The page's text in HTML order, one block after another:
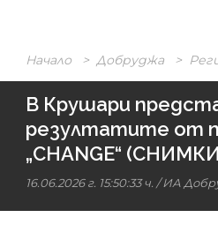
Начало > Добруджа >
В Крушари
резултатите от
„CHANGE“
16.06.2026 г. 15:50:33 ч. /ИА